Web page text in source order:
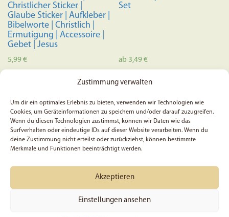
Zustimmung verwalten
Um dir ein optimales Erlebnis zu bieten, verwenden wir Technologien wie
Cookies, um Geräteinformationen zu speichern und/oder darauf zuzugreifen.
Wenn du diesen Technologien zustimmst, können wir Daten wie das
Surfverhalten oder eindeutige IDs auf dieser Website verarbeiten. Wenn du
deine Zustimmung nicht erteilst oder zurückziehst, können bestimmte
Merkmale und Funktionen beeinträchtigt werden.
Akzeptieren
Einstellungen ansehen
Christlicher Sticker |
Glaube Sticker | Aufkleber |
Bibelworte | Christlich |
Ermutigung | Accessoire |
Gebet | Jesus
5,99€
Set
ab 3,49€
Ausführung wählen
weist
mehrere
auf.
auf